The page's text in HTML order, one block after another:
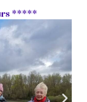
*****